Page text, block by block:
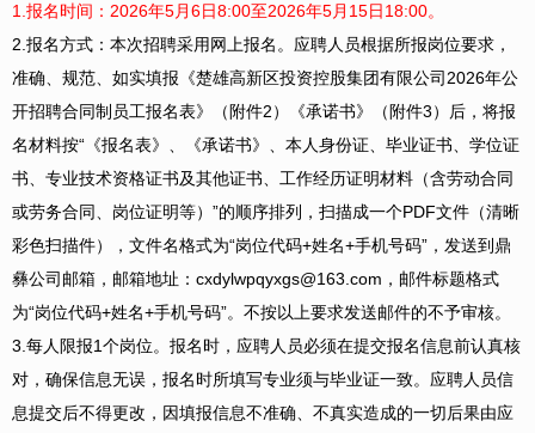
1.报名时间：2026年5月6日8:00至2026年5月15日18:00。
2.报名方式：本次招聘采用网上报名。应聘人员根据所报岗位要求，
准确、规范、如实填报《楚雄高新区投资控股集团有限公司2026年公
开招聘合同制员工报名表》（附件2）《承诺书》（附件3）后，将报
名材料按“《报名表》、《承诺书》、本人身份证、毕业证书、学位证
书、专业技术资格证书及其他证书、工作经历证明材料（含劳动合同
或劳务合同、岗位证明等）”的顺序排列，扫描成一个PDF文件（清晰
彩色扫描件），文件名格式为“岗位代码+姓名+手机号码”，发送到鼎
彝公司邮箱，邮箱地址：cxdylwpqyxgs@163.com，邮件标题格式
为“岗位代码+姓名+手机号码”。不按以上要求发送邮件的不予审核。
3.每人限报1个岗位。报名时，应聘人员必须在提交报名信息前认真核
对，确保信息无误，报名时所填写专业须与毕业证一致。应聘人员信
息提交后不得更改，因填报信息不准确、不真实造成的一切后果由应